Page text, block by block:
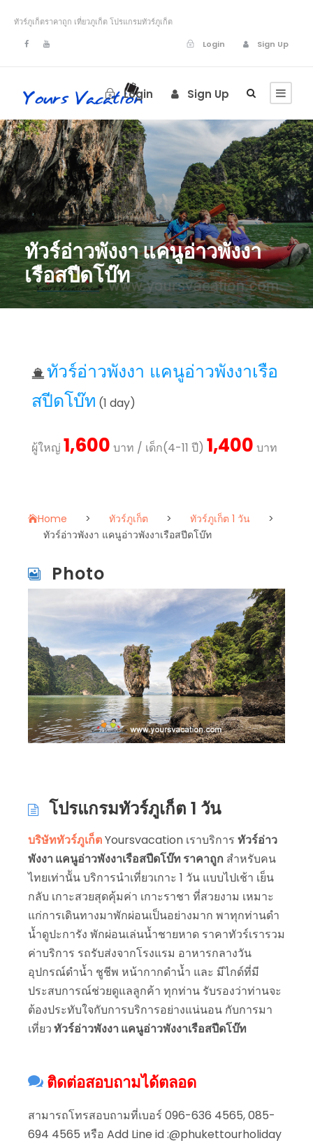
ทัวร์ภูเก็ตราคาถูก เที่ยวภูเก็ต โปรแกรมทัวร์ภูเก็ต
Login
Sign Up
Login Sign Up
ทัวร์อ่าวพังงา แคนูอ่าวพังงา
เรือสปีดโบ๊ท
ทัวร์อ่าวพังงา แคนูอ่าวพังงาเรือ
สปีดโบ๊ท (1 day)
ผู้ใหญ่ 1,600 บาท / เด็ก(4-11 ปี) 1,400 บาท
Home > ทัวร์ภูเก็ต > ทัวร์ภูเก็ต 1 วัน
>
ทัวร์อ่าวพังงา แคนูอ่าวพังงาเรือสปีดโบ๊ท
Photo
โปรแกรมทัวร์ภูเก็ต 1 วัน
บริษัททัวร์ภูเก็ตYoursvacation เราบริการ ทัวร์อ่าว
พังงา แคนูอ่าวพังงาเรือสปีดโบ๊ท ราคาถูก สำหรับคน
ไทยเท่านััน บริการนำเที่ยวเกาะ 1 วัน แบบไปเช้า เย็น
กลับ เกาะสวยสุดคุ้มค่า เกาะราชา ที่สวยงาม เหมาะ
แก่การเดินทางมาพักผ่อนเป็นอย่างมาก พาทุกท่านดำ
น้ำดูปะการัง พักผ่อนเล่นน้ำชายหาด ราคาทัวร์เรารวม
ค่าบริการ รถรับส่งจากโรงแรม อาหารกลางวัน
อุปกรณ์ดำน้ำ ชูชีพ หน้ากากดำน้ำ และ มีไกด์ที่มี
ประสบการณ์ช่วยดูแลลูกค้า ทุกท่าน รับรองว่าท่านจะ
ต้องประทับใจกับการบริการอย่างแน่นอน กับการมา
เที่ยวทัวร์อ่าวพังงา แคนูอ่าวพังงาเรือสปีดโบ๊ท
ติดต่อสอบถามได้ตลอด
สามารถโทรสอบถามที่เบอร์ 096-636 4565, 085-
694 4565 หรือ Add Line id :@phukettourholiday